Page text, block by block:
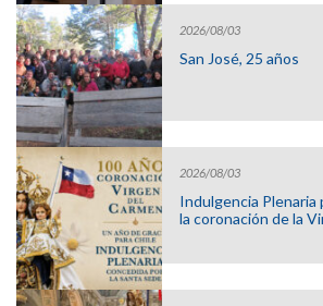
2026/08/03
San José, 25 años
2026/08/03
Indulgencia Plenaria
la coronación de la